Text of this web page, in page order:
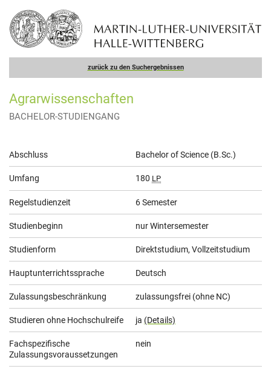
zurück zu den Suchergebnissen
Agrarwissenschaften
BACHELOR-STUDIENGANG
Allgemeine
Informationen
Abschluss Bachelor of Science (B.Sc.)
Umfang 180 LP
Regelstudienzeit 6 Semester
Studienbeginn nur Wintersemester
Studienform Direktstudium, Vollzeitstudium
Hauptunterrichtssprache Deutsch
Zulassungsbeschränkung zulassungsfrei (ohne NC)
Studieren ohne Hochschulreife ja (Details)
Fachspezifische
Zulassungsvoraussetzungen
nein